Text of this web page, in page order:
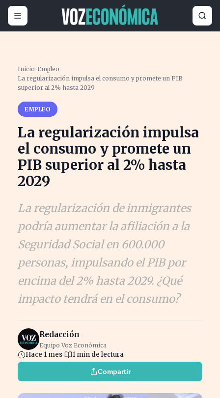
Inicio ›Empleo ›
La regularización impulsa el consumo y promete un PIB
superior al 2% hasta 2029
EMPLEO
La regularización impulsa
el consumo y promete un
PIB superior al 2% hasta
2029
La regularización de inmigrantes
podría aumentar la afiliación a la
Seguridad Social en 600.000
personas, impulsando el PIB por
encima del 2% hasta 2029. ¿Qué
impacto tendrá en el consumo?
Redacción
Equipo Voz Económica
Hace 1 mes 1 min de lectura
Compartir